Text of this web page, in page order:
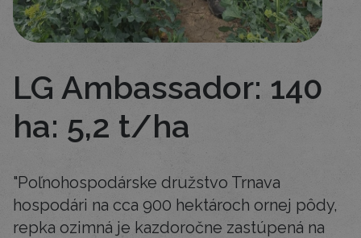
LG Ambassador: 140
ha: 5,2 t/ha
"Poľnohospodárske družstvo Trnava
hospodári na cca 900 hektároch ornej pôdy,
repka ozimná je kazdoročne zastúpená na